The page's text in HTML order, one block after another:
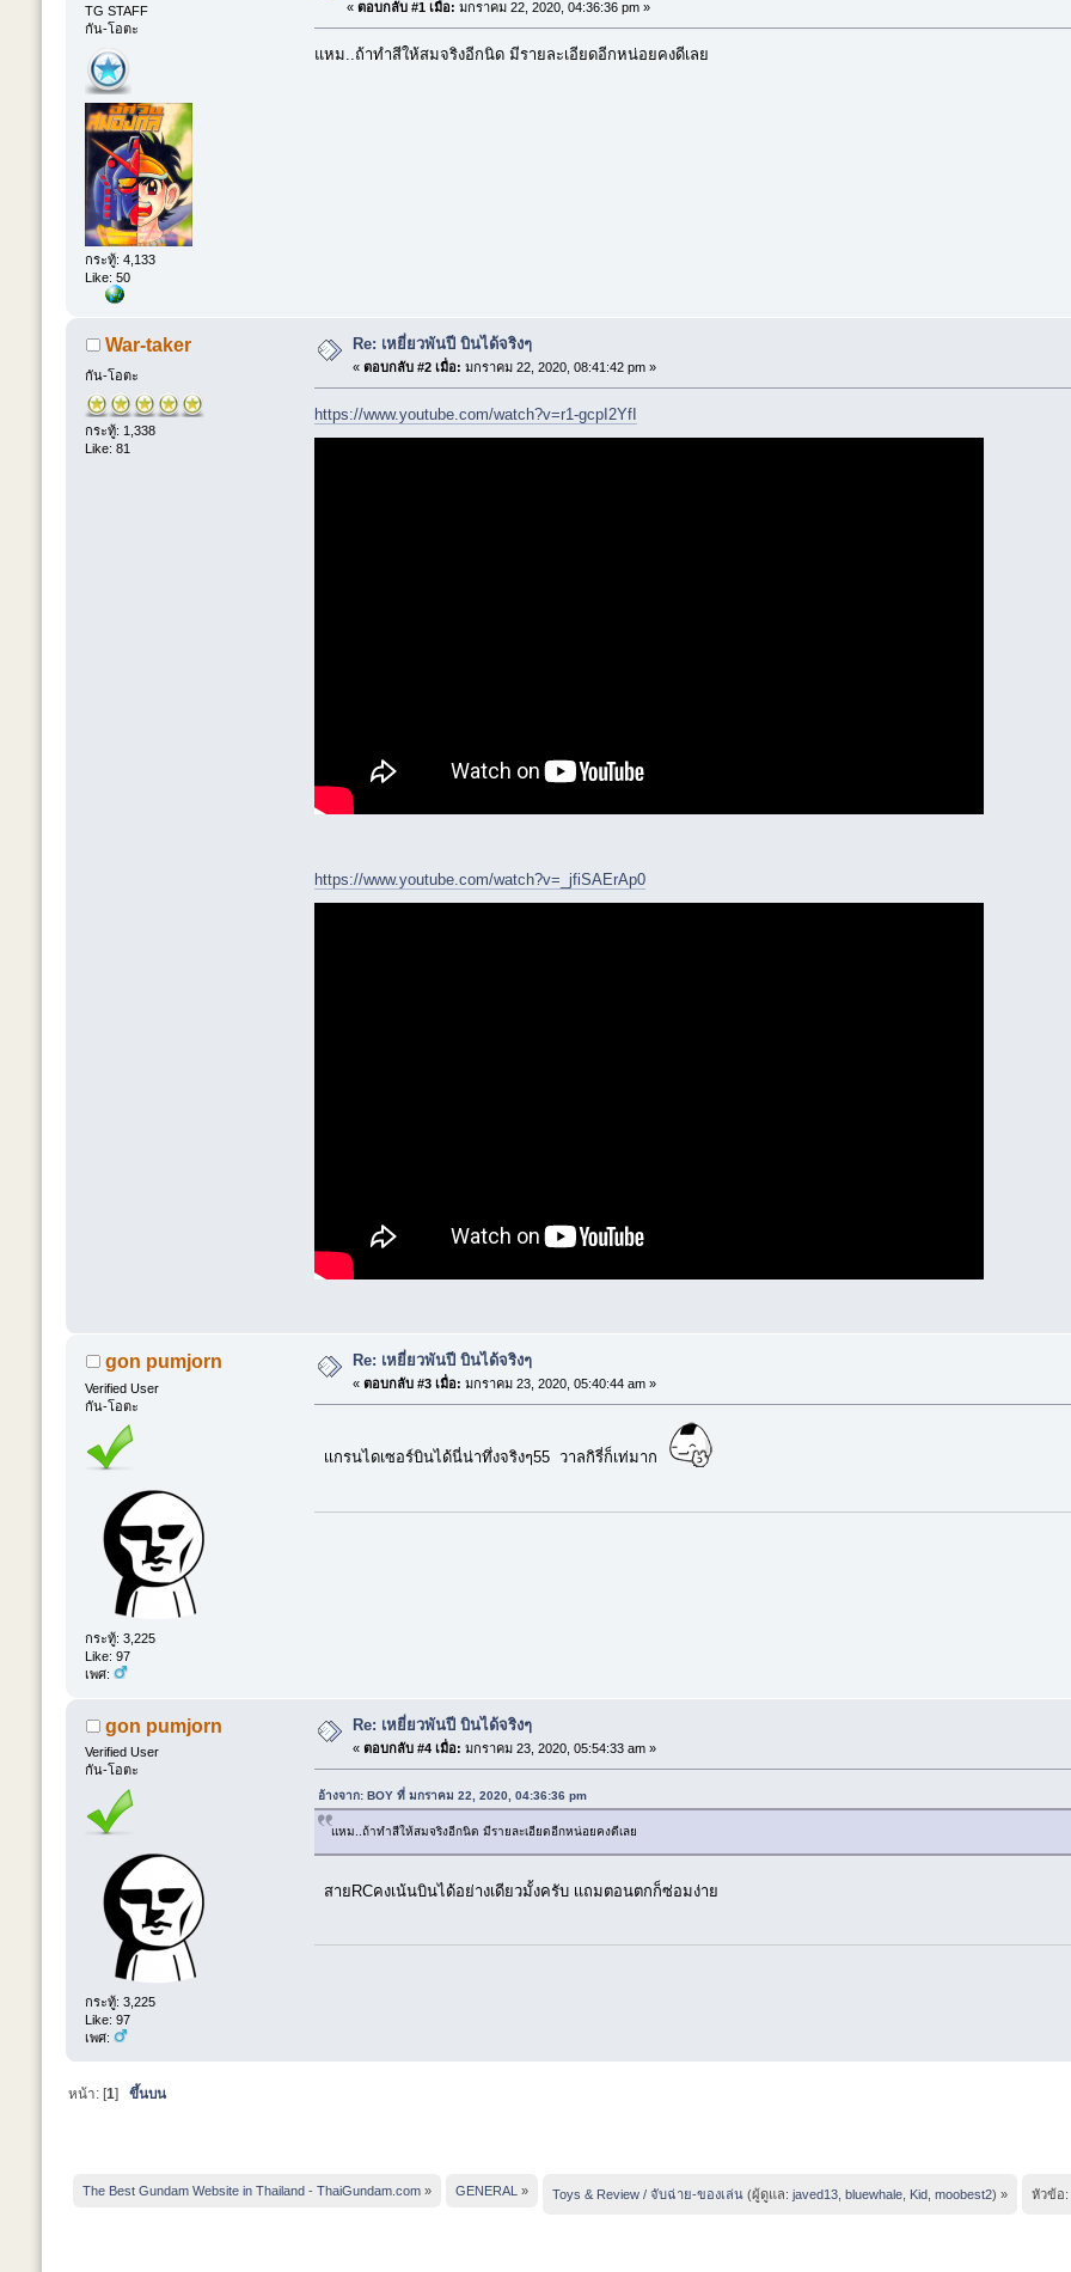
TG STAFF
กัน-โอตะ
กระทู้: 4,133
Like: 50
«ตอบกลับ #1 เมื่อ: มกราคม 22, 2020, 04:36:36 pm »
แหม..ถ้าทำสีให้สมจริงอีกนิด มีรายละเอียดอีกหน่อยคงดีเลย
War-taker
กัน-โอตะ
กระทู้: 1,338
Like: 81
Re: เหยี่ยวพันปี บินได้จริงๆ
«ตอบกลับ #2 เมื่อ: มกราคม 22, 2020, 08:41:42 pm »
https://www.youtube.com/watch?v=r1-gcpI2YfI
https://www.youtube.com/watch?v=_jfiSAErAp0
gon pumjorn
Verified User
กัน-โอตะ
กระทู้: 3,225
Like: 97
เพศ:
Re: เหยี่ยวพันปี บินได้จริงๆ
«ตอบกลับ #3 เมื่อ: มกราคม 23, 2020, 05:40:44 am »
เเกรนไดเซอร์บินได้นี่น่าทึ่งจริงๆ55 วาลกิรี่ก็เท่มาก
gon pumjorn
Verified User
กัน-โอตะ
กระทู้: 3,225
Like: 97
เพศ:
Re: เหยี่ยวพันปี บินได้จริงๆ
«ตอบกลับ #4 เมื่อ: มกราคม 23, 2020, 05:54:33 am »
อ้างจาก: BOY ที่ มกราคม 22, 2020, 04:36:36 pm
แหม..ถ้าทำสีให้สมจริงอีกนิด มีรายละเอียดอีกหน่อยคงดีเลย
สายRCคงเน้นบินได้อย่างเดียวมั้งครับ เเถมตอนตกก็ซ่อมง่าย
หน้า: [1] ขึ้นบน
The Best Gundam Website in Thailand - ThaiGundam.com » GENERAL » Toys & Review / จับฉ่าย-ของเล่น (ผู้ดูแล:javed13 ,bluewhale Kid ,moobest2) » หัวข้อ: